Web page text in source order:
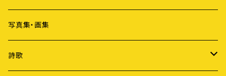
アイヌ
原発
写真集・画集
詩歌